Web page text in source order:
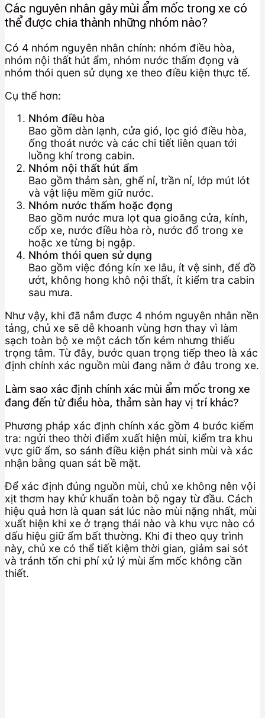
Các nguyên nhân gây mùi ẩm mốc trong xe có
thể được chia thành những nhóm nào?
Có 4 nhóm nguyên nhân chính: nhóm điều hòa,
nhóm nội thất hút ẩm, nhóm nước thấm đọng và
nhóm thói quen sử dụng xe theo điều kiện thực tế.
Cụ thể hơn:
Nhóm điều hòa
Bao gồm dàn lạnh, cửa gió, lọc gió điều hòa,
ống thoát nước và các chi tiết liên quan tới
luồng khí trong cabin.
Nhóm nội thất hút ẩm
Bao gồm thảm sàn, ghế nỉ, trần nỉ, lớp mút lót
và vật liệu mềm giữ nước.
Nhóm nước thấm hoặc đọng
Bao gồm nước mưa lọt qua gioăng cửa, kính,
cốp xe, nước điều hòa rò, nước đổ trong xe
hoặc xe từng bị ngập.
Nhóm thói quen sử dụng
Bao gồm việc đóng kín xe lâu, ít vệ sinh, để đồ
ướt, không hong khô nội thất, ít kiểm tra cabin
sau mưa.
Như vậy, khi đã nắm được 4 nhóm nguyên nhân nền
tảng, chủ xe sẽ dễ khoanh vùng hơn thay vì làm
sạch toàn bộ xe một cách tốn kém nhưng thiếu
trọng tâm. Từ đây, bước quan trọng tiếp theo là xác
định chính xác nguồn mùi đang nằm ở đâu trong xe.
Làm sao xác định chính xác mùi ẩm mốc trong xe
đang đến từ điều hòa, thảm sàn hay vị trí khác?
Phương pháp xác định chính xác gồm 4 bước kiểm
tra: ngửi theo thời điểm xuất hiện mùi, kiểm tra khu
vực giữ ẩm, so sánh điều kiện phát sinh mùi và xác
nhận bằng quan sát bề mặt.
Để xác định đúng nguồn mùi, chủ xe không nên vội
xịt thơm hay khử khuẩn toàn bộ ngay từ đầu. Cách
hiệu quả hơn là quan sát lúc nào mùi nặng nhất, mùi
xuất hiện khi xe ở trạng thái nào và khu vực nào có
dấu hiệu giữ ẩm bất thường. Khi đi theo quy trình
này, chủ xe có thể tiết kiệm thời gian, giảm sai sót
và tránh tốn chi phí xử lý mùi ẩm mốc không cần
thiết.